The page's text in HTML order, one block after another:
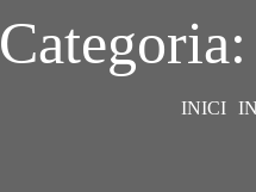
INICI